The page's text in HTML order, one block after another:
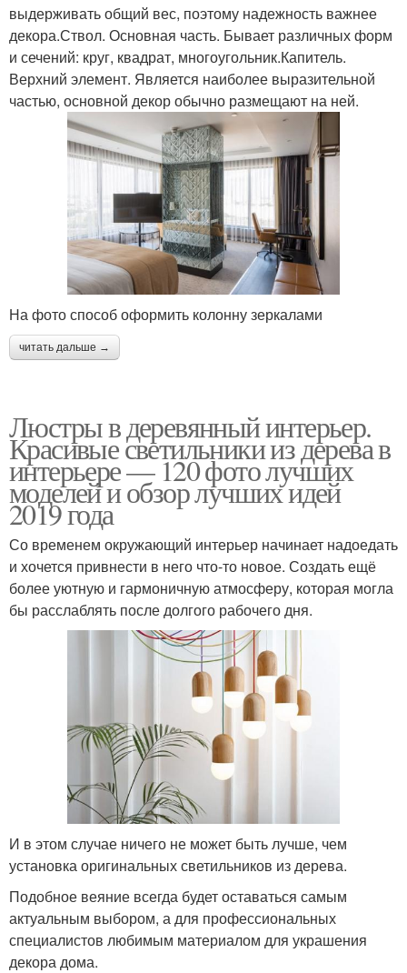
выдерживать общий вес, поэтому надежность важнее
декора.Ствол. Основная часть. Бывает различных форм
и сечений: круг, квадрат, многоугольник.Капитель.
Верхний элемент. Является наиболее выразительной
частью, основной декор обычно размещают на ней.
На фото способ оформить колонну зеркалами
читать дальше →
Люстры в деревянный интерьер.
Красивые светильники из дерева в
интерьере — 120 фото лучших
моделей и обзор лучших идей
2019 года
Со временем окружающий интерьер начинает надоедать
и хочется привнести в него что-то новое. Создать ещё
более уютную и гармоничную атмосферу, которая могла
бы расслаблять после долгого рабочего дня.
И в этом случае ничего не может быть лучше, чем
установка оригинальных светильников из дерева.
Подобное веяние всегда будет оставаться самым
актуальным выбором, а для профессиональных
специалистов любимым материалом для украшения
декора дома.